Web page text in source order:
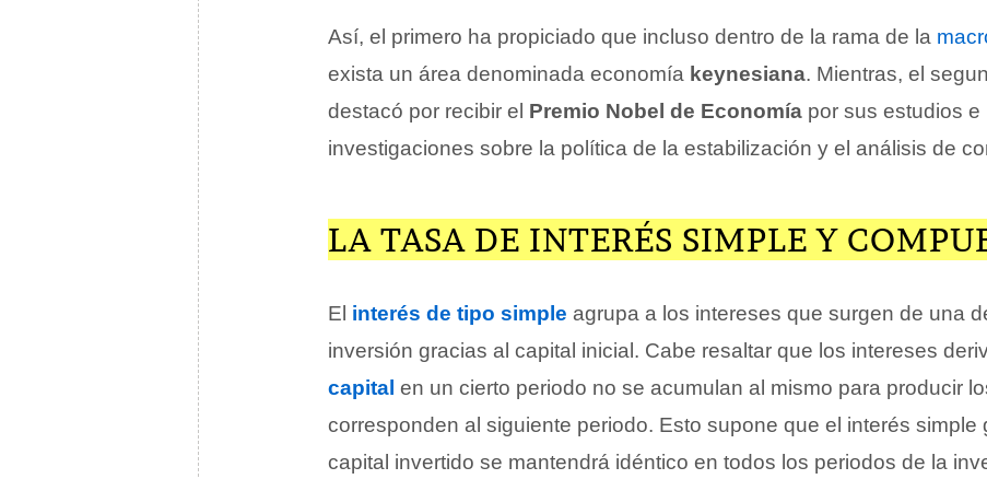
Así, el primero ha propiciado que incluso dentro de la rama de la
exista un área denominada economía keynesiana. Mientras, el
destacó por recibir el Premio Nobel de Economía por sus estudios e
investigaciones sobre la política de la estabilización y el análisis de
LA TASA DE INTERÉS SIMPLE Y
El interés de tipo simple agrupa a los intereses que surgen de una
inversión gracias al capital inicial. Cabe resaltar que los intereses
capital en un cierto periodo no se acumulan al mismo para producir
corresponden al siguiente periodo. Esto supone que el interés simple
capital invertido se mantendrá idéntico en todos los periodos de la